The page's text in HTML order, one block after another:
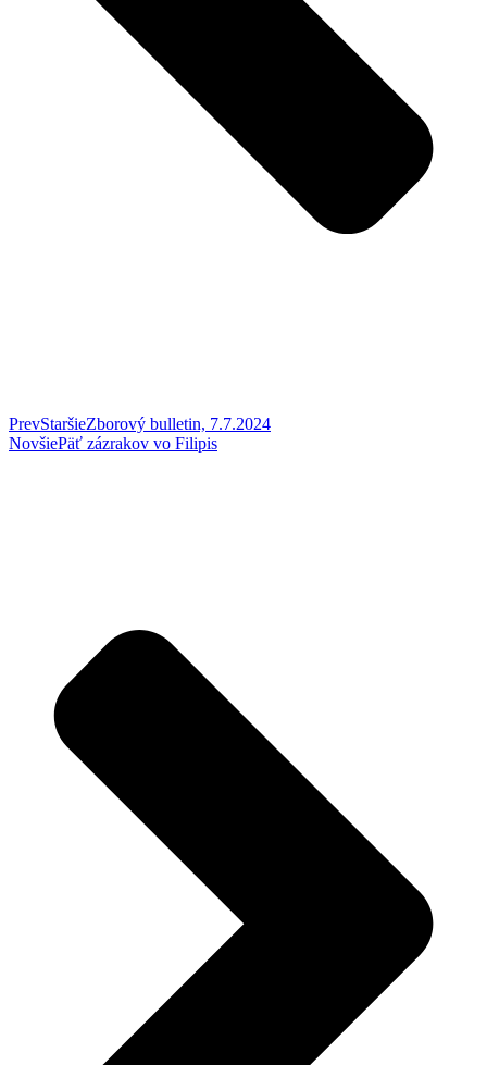
PrevStaršieZborový bulletin, 7.7.2024
NovšiePäť zázrakov vo Filipis